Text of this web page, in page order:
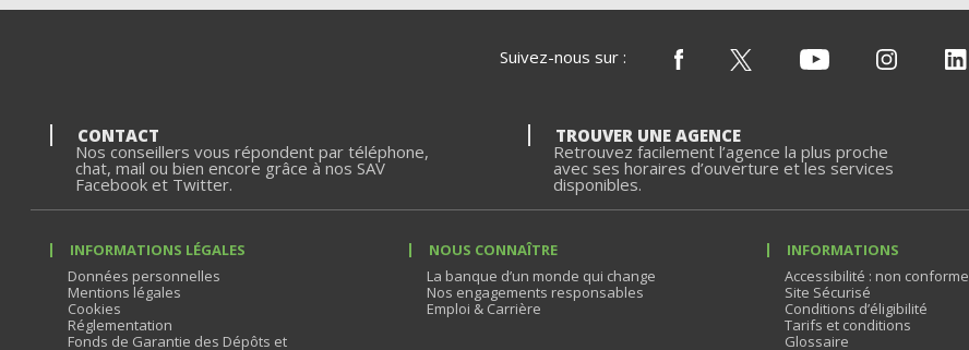
Suivez-nous sur :
CONTACT
Nos conseillers vous répondent par téléphone,
chat, mail ou bien encore grâce à nos SAV
Facebook et Twitter.
TROUVER UNE AGENCE
Retrouvez facilement l’agence la plus proche
avec ses horaires d’ouverture et les services
disponibles.
INFORMATIONS LÉGALES
Données personnelles
Mentions légales
Cookies
Réglementation
Fonds de Garantie des Dépôts et
NOUS CONNAÎTRE
La banque d’un monde qui change
Nos engagements responsables
Emploi & Carrière
INFORMATIONS
Accessibilité : non conforme
Site Sécurisé
Conditions d’éligibilité
Tarifs et conditions
Glossaire